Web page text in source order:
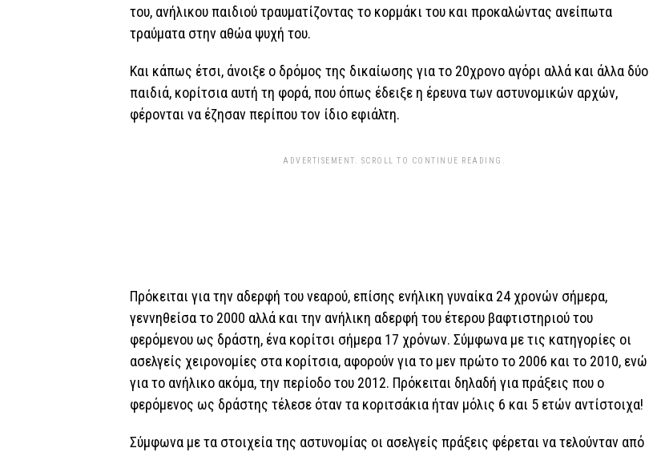
του, ανήλικου παιδιού τραυματίζοντας το κορμάκι του και προκαλώντας ανείπωτα
τραύματα στην αθώα ψυχή του.
Και κάπως έτσι, άνοιξε ο δρόμος της δικαίωσης για το 20χρονο αγόρι αλλά και άλλα δύο
παιδιά, κορίτσια αυτή τη φορά, που όπως έδειξε η έρευνα των αστυνομικών αρχών,
φέρονται να έζησαν περίπου τον ίδιο εφιάλτη.
ADVERTISEMENT. SCROLL TO CONTINUE READING.
Πρόκειται για την αδερφή του νεαρού, επίσης ενήλικη γυναίκα 24 χρονών σήμερα,
γεννηθείσα το 2000 αλλά και την ανήλικη αδερφή του έτερου βαφτιστηριού του
φερόμενου ως δράστη, ένα κορίτσι σήμερα 17 χρόνων. Σύμφωνα με τις κατηγορίες οι
ασελγείς χειρονομίες στα κορίτσια, αφορούν για το μεν πρώτο το 2006 και το 2010, ενώ
για το ανήλικο ακόμα, την περίοδο του 2012. Πρόκειται δηλαδή για πράξεις που ο
φερόμενος ως δράστης τέλεσε όταν τα κοριτσάκια ήταν μόλις 6 και 5 ετών αντίστοιχα!
Σύμφωνα με τα στοιχεία της αστυνομίας οι ασελγείς πράξεις φέρεται να τελούνταν από